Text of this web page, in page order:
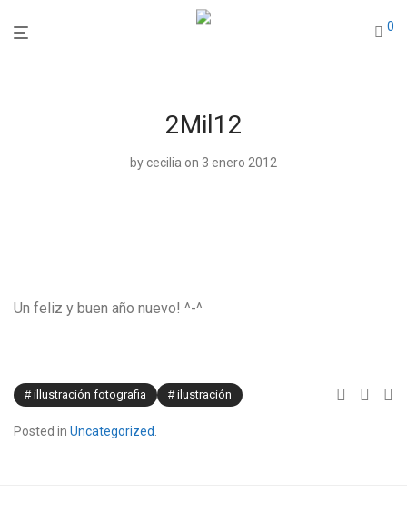
0
2Mil12
bycecilia on 3 enero 2012
Un feliz y buen año nuevo! ^-^
illustración fotografia ilustración
Posted in Uncategorized